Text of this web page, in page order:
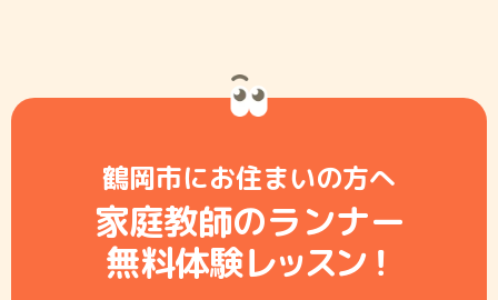
鶴岡市にお住まいの方へ
家庭教師のランナー
無料体験レッスン！